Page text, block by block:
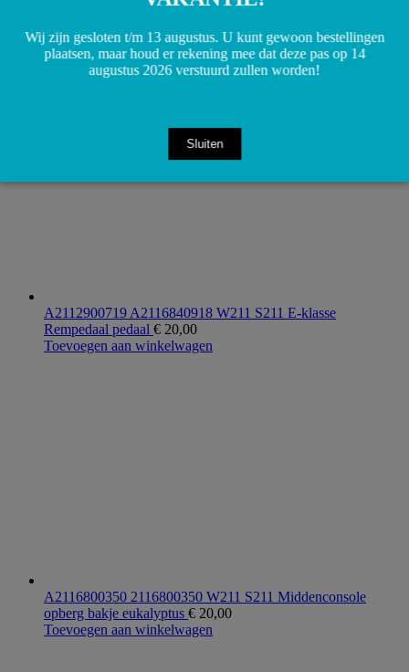
W216 W218 W219 W221 W639 W906 W907
Ruitensproeier pomp pompje€ 10,00
Toevoegen aan winkelwagen
A2112900719 A2116840918 W211 S211 E-klasse
Rempedaal pedaal € 20,00
Toevoegen aan winkelwagen
A2116800350 2116800350 W211 S211 Middenconsole
opberg bakje eukalyptus € 20,00
Toevoegen aan winkelwagen
Wij zijn gesloten t/m 13 augustus. U kunt gewoon bestellingen
plaatsen, maar houd er rekening mee dat deze pas op 14
augustus 2026 verstuurd zullen worden!
Sluiten